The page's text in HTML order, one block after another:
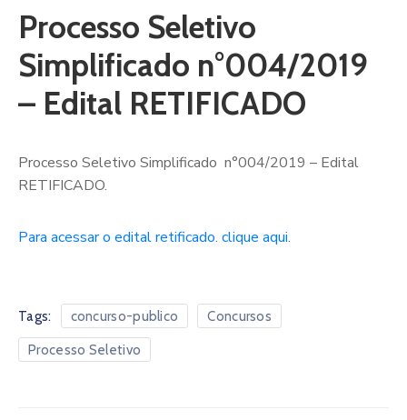
Processo Seletivo
Simplificado n°004/2019
– Edital RETIFICADO
Processo Seletivo Simplificado n°004/2019 – Edital
RETIFICADO.
Para acessar o edital retificado. clique aqui.
Tags: concurso-publico Concursos
Processo Seletivo